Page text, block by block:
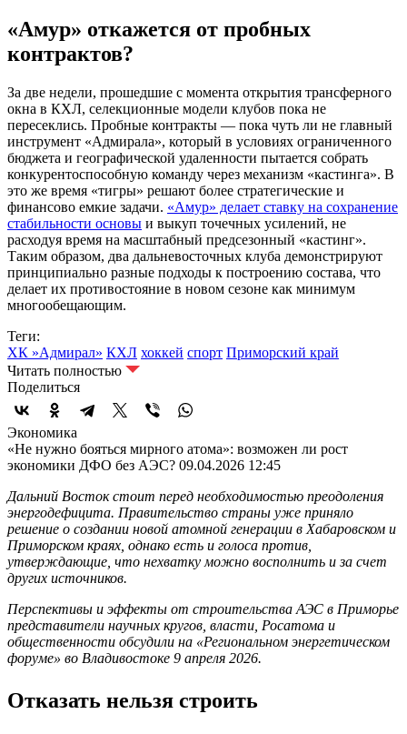
«Амур» откажется от пробных
контрактов?
За две недели, прошедшие с момента открытия трансферного
окна в КХЛ, селекционные модели клубов пока не
пересеклись. Пробные контракты — пока чуть ли не главный
инструмент «Адмирала», который в условиях ограниченного
бюджета и географической удаленности пытается собрать
конкурентоспособную команду через механизм «кастинга». В
это же время «тигры» решают более стратегические и
финансово емкие задачи. «Амур» делает ставку на сохранение
стабильности основы и выкуп точечных усилений, не
расходуя время на масштабный предсезонный «кастинг».
Таким образом, два дальневосточных клуба демонстрируют
принципиально разные подходы к построению состава, что
делает их противостояние в новом сезоне как минимум
многообещающим.
Теги:
ХК »Адмирал» КХЛ хоккей спорт Приморский край
Читать полностью
Поделиться
Экономика
«Не нужно бояться мирного атома»: возможен ли рост
экономики ДФО без АЭС? 09.04.2026 12:45
Дальний Восток стоит перед необходимостью преодоления
энергодефицита. Правительство страны уже приняло
решение о создании новой атомной генерации в Хабаровском и
Приморском краях, однако есть и голоса против,
утверждающие, что нехватку можно восполнить и за счет
других источников.
Перспективы и эффекты от строительства АЭС в Приморье
представители научных кругов, власти, Росатома и
общественности обсудили на «Региональном энергетическом
форуме» во Владивостоке 9 апреля 2026.
Отказать нельзя строить